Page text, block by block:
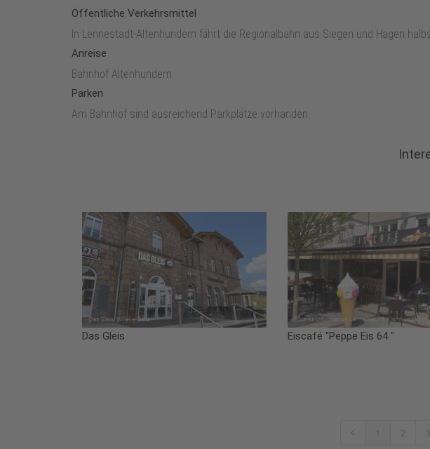
Öffentliche Verkehrsmittel
In Lennestadt-Altenhundem fährt die Regionalbahn aus Siegen und Hagen
Anreise
Bahnhof Altenhundem
Parken
Am Bahnhof sind ausreichend Parkplätze vorhanden.
Das Gleis Eiscafé "Peppe Eis 64 "
1 2 3